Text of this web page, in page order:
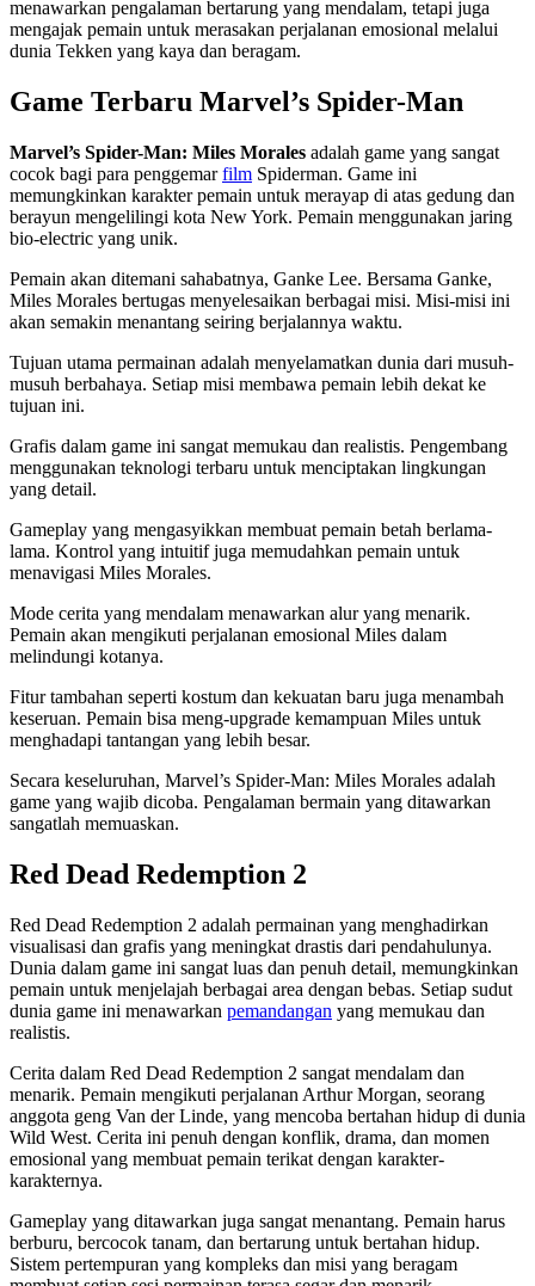
menawarkan pengalaman bertarung yang mendalam, tetapi juga
mengajak pemain untuk merasakan perjalanan emosional melalui
dunia Tekken yang kaya dan beragam.
Game Terbaru Marvel’s Spider-Man
Marvel’s Spider-Man: Miles Morales adalah game yang sangat
cocok bagi para penggemarfilm Spiderman. Game ini
memungkinkan karakter pemain untuk merayap di atas gedung dan
berayun mengelilingi kota New York. Pemain menggunakan jaring
bio-electric yang unik.
Pemain akan ditemani sahabatnya, Ganke Lee. Bersama Ganke,
Miles Morales bertugas menyelesaikan berbagai misi. Misi-misi ini
akan semakin menantang seiring berjalannya waktu.
Tujuan utama permainan adalah menyelamatkan dunia dari musuh-
musuh berbahaya. Setiap misi membawa pemain lebih dekat ke
tujuan ini.
Grafis dalam game ini sangat memukau dan realistis. Pengembang
menggunakan teknologi terbaru untuk menciptakan lingkungan
yang detail.
Gameplay yang mengasyikkan membuat pemain betah berlama-
lama. Kontrol yang intuitif juga memudahkan pemain untuk
menavigasi Miles Morales.
Mode cerita yang mendalam menawarkan alur yang menarik.
Pemain akan mengikuti perjalanan emosional Miles dalam
melindungi kotanya.
Fitur tambahan seperti kostum dan kekuatan baru juga menambah
keseruan. Pemain bisa meng-upgrade kemampuan Miles untuk
menghadapi tantangan yang lebih besar.
Secara keseluruhan, Marvel’s Spider-Man: Miles Morales adalah
game yang wajib dicoba. Pengalaman bermain yang ditawarkan
sangatlah memuaskan.
Red Dead Redemption 2
Red Dead Redemption 2 adalah permainan yang menghadirkan
visualisasi dan grafis yang meningkat drastis dari pendahulunya.
Dunia dalam game ini sangat luas dan penuh detail, memungkinkan
pemain untuk menjelajah berbagai area dengan bebas. Setiap sudut
dunia game ini menawarkan pemandangan yang memukau dan
realistis.
Cerita dalam Red Dead Redemption 2 sangat mendalam dan
menarik. Pemain mengikuti perjalanan Arthur Morgan, seorang
anggota geng Van der Linde, yang mencoba bertahan hidup di dunia
Wild West. Cerita ini penuh dengan konflik, drama, dan momen
emosional yang membuat pemain terikat dengan karakter-
karakternya.
Gameplay yang ditawarkan juga sangat menantang. Pemain harus
berburu, bercocok tanam, dan bertarung untuk bertahan hidup.
Sistem pertempuran yang kompleks dan misi yang beragam